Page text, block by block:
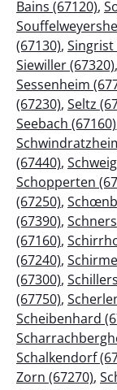
Bains (67120),
(67130), Singrist
Siewiller (67320),
Sessenheim
(67230), Seltz
Seebach (67160)
(67440),
Schopperten
(67250),
(67390),
(67160),
(67240),
(67300),
(67750),
Scheibenhard
Schalkendorf
Zorn (67270),